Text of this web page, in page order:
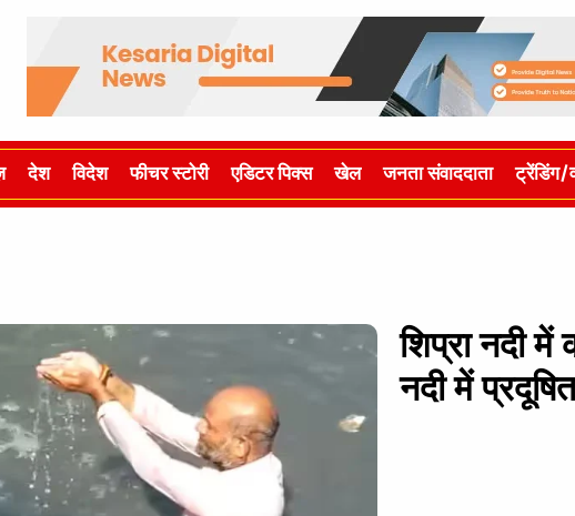
देश विदेश फीचर स्टोरी एडिटर पिक्स खेल जनता संवाददाता ट्रेंडिंग/
शिप्रा नदी में
नदी में